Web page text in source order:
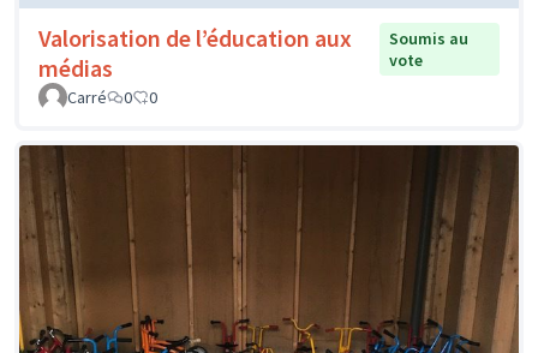
Valorisation de l’éducation aux
médias
Soumis au
vote
Carré
0 0